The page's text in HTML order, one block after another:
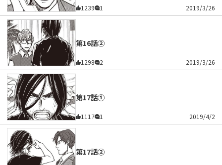
1239 1 2019/3/26
第16話②
1298 2 2019/3/26
第17話①
1117 1 2019/4/2
第17話②